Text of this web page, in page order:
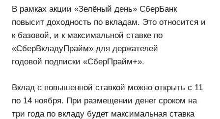
В рамках акции «Зелёный день» СберБанк
повысит доходность по вкладам. Это относится
и к базовой, и к максимальной ставке по
«СберВкладуПрайм» для держателей
годовой подписки «СберПрайм+».
Вклад с повышенной ставкой можно открыть с
11 по 14 ноября. При размещении денег сроком
на три года по вкладу будет максимальная